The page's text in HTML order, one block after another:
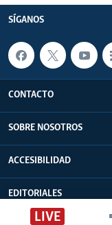
LIVE
SÍGANOS
CONTACTO
SOBRE NOSOTROS
ACCESIBILIDAD
EDITORIALES